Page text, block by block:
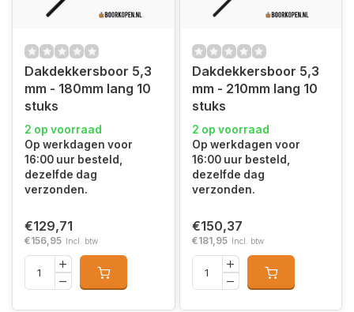
Dakdekkersboor 5,3
mm - 180mm lang 10
stuks
2 op voorraad
Op werkdagen voor
16:00 uur besteld,
dezelfde dag
verzonden.
€129,71
€156,95 Incl. btw
Dakdekkersboor 5,3
mm - 210mm lang 10
stuks
2 op voorraad
Op werkdagen voor
16:00 uur besteld,
dezelfde dag
verzonden.
€150,37
€181,95 Incl. btw